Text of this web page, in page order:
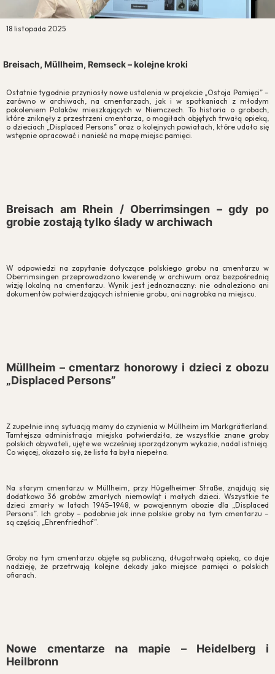
18 listopada 2025
Breisach, Müllheim, Remseck – kolejne kroki
Ostatnie tygodnie przyniosły nowe ustalenia w projekcie „Ostoja Pamięci” –
zarówno w archiwach, na cmentarzach, jak i w spotkaniach z młodym
pokoleniem Polaków mieszkających w Niemczech. To historia o grobach,
które zniknęły z przestrzeni cmentarza, o mogiłach objętych trwałą opieką,
o dzieciach „Displaced Persons” oraz o kolejnych powiatach, które udało się
wstępnie opracować i nanieść na mapę miejsc pamięci.
Breisach am Rhein / Oberrimsingen – gdy po
grobie zostają tylko ślady w archiwach
W odpowiedzi na zapytanie dotyczące polskiego grobu na cmentarzu w
Oberrimsingen przeprowadzono kwerendę w archiwum oraz bezpośrednią
wizję lokalną na cmentarzu. Wynik jest jednoznaczny: nie odnaleziono ani
dokumentów potwierdzających istnienie grobu, ani nagrobka na miejscu.
Müllheim – cmentarz honorowy i dzieci z obozu
„Displaced Persons”
Z zupełnie inną sytuacją mamy do czynienia w Müllheim im Markgräflerland.
Tamtejsza administracja miejska potwierdziła, że wszystkie znane groby
polskich obywateli, ujęte we wcześniej sporządzonym wykazie, nadal istnieją.
Co więcej, okazało się, że lista ta była niepełna.
Na starym cmentarzu w Müllheim, przy Hügelheimer Straße, znajdują się
dodatkowo 36 grobów zmarłych niemowląt i małych dzieci. Wszystkie te
dzieci zmarły w latach 1945–1948, w powojennym obozie dla „Displaced
Persons”. Ich groby – podobnie jak inne polskie groby na tym cmentarzu –
są częścią „Ehrenfriedhof”.
Groby na tym cmentarzu objęte są publiczną, długotrwałą opieką, co daje
nadzieję, że przetrwają kolejne dekady jako miejsce pamięci o polskich
ofiarach.
Nowe cmentarze na mapie – Heidelberg i
Heilbronn